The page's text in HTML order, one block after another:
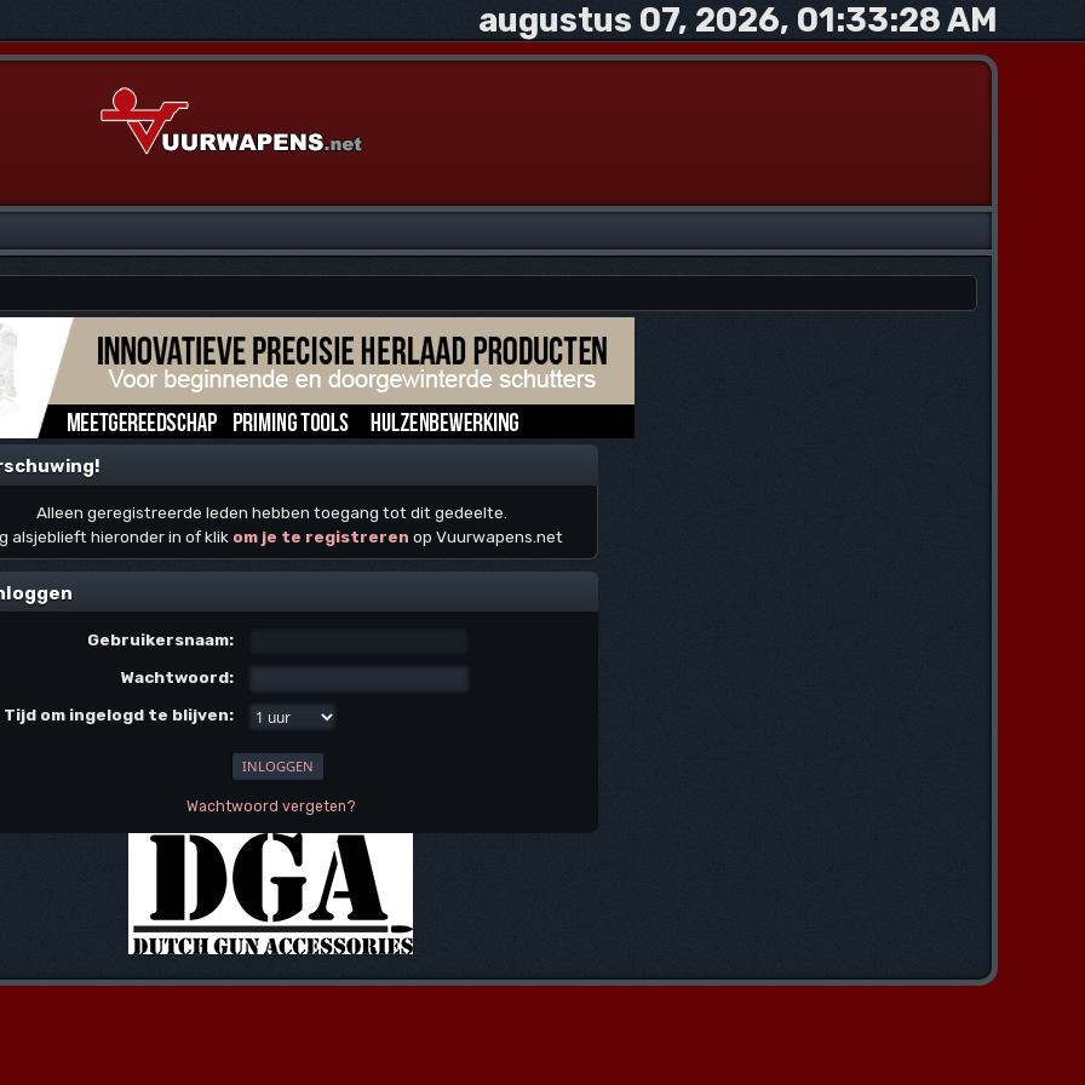
augustus 07, 2026, 01:33:28 AM
Alleen geregistreerde leden hebben toegang tot dit gedeelte.
alsjeblieft hieronder in of klik om je te registreren op Vuurwapens.net
Gebruikersnaam:
Wachtwoord:
Tijd om ingelogd te blijven:
Wachtwoord vergeten?